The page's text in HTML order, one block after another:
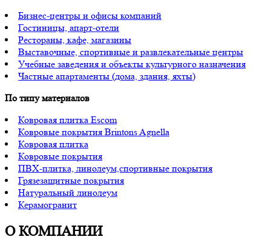
Бизнес-центры и офисы компаний
Гостиницы, апарт-отели
Рестораны, кафе, магазины
Выставочные, спортивные и развлекательные центры
Учебные заведения и объекты культурного назначения
Частные апартаменты (дома, здания, яхты)
По типу материалов
Ковровая плитка Escom
Ковровые покрытия Brintons Agnella
Ковровая плитка
Ковровые покрытия
ПВХ-плитка, линолеум,спортивные покрытия
Грязезащитные покрытия
Натуральный линолеум
Керамогранит
О КОМПАНИИ